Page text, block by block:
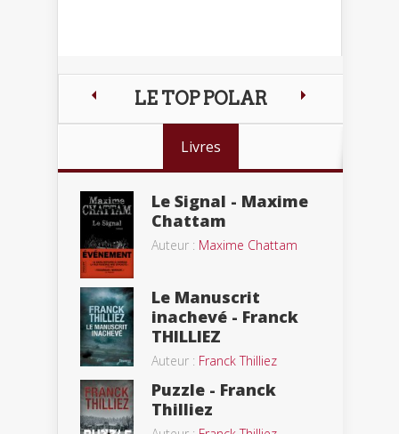
LE TOP POLAR
Livres
Le Signal - Maxime
Chattam
Auteur : Maxime Chattam
Le Manuscrit
inachevé - Franck
THILLIEZ
Auteur : Franck Thilliez
Puzzle - Franck
Thilliez